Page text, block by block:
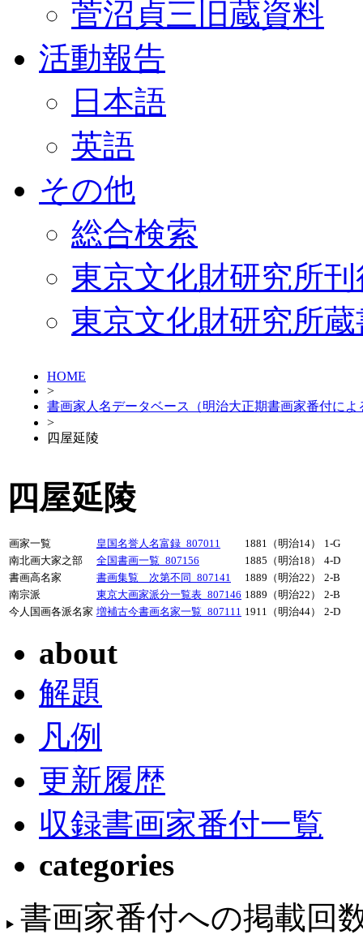
菅沼貞三旧蔵資料
活動報告
日本語
英語
その他
総合検索
東京文化財研究所
東京文化財研究所
HOME
>
書画家人名データベース（明治大正期書画家番付によ
>
四屋延陵
四屋延陵
画家一覧 皇国名誉人名富録_807011 1881（明治14）
1-G
南北画大家之部
全国書画一覧_807156 1885（明治18）
4-D
書画高名家
書画集覧 次第不同_807141 1889（明治22）
2-B
南宗派
東京大画家派分一覧表_807146 1889（明治22）
2-B
今人国画各派名家 増補古今書画名家一覧_807111 1911（明治44） 2-D
about
解題
凡例
更新履歴
収録書画家番付一覧
categories
書画家番付への掲載回